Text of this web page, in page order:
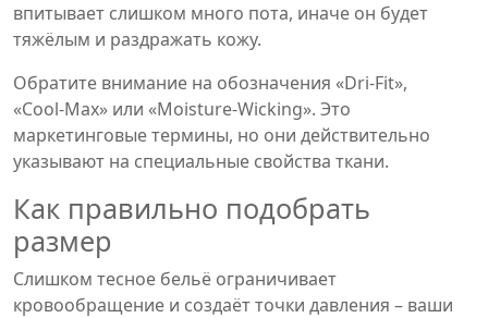
впитывает слишком много пота, иначе он будет
тяжёлым и раздражать кожу.
Обратите внимание на обозначения «Dri‑Fit»,
«Cool‑Max» или «Moisture‑Wicking». Это
маркетинговые термины, но они действительно
указывают на специальные свойства ткани.
Как правильно подобрать
размер
Слишком тесное бельё ограничивает
кровообращение и создаёт точки давления – ваши